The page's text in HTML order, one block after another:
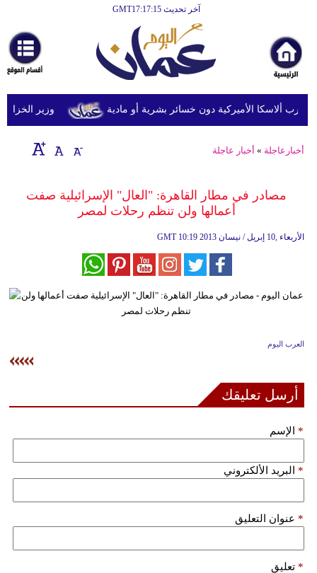
آخر تحديث GMT17:17:15
أخبارعاجلة
رياضة
ثقافة
إقتصاد
وموسيقى
سياحة
ديكور
مرأة
وتكنولوجيا
وزير الخزانة
أخبارعاجلة » أخبار عاجلة
مصادر في مطار القاهرة: "العال" الإسرائيلية صفت
أعمالها ولن تنظم رحلات لمصر
GMT 10:19 2013 الأربعاء ,10 إبريل / نيسان
العرب اليوم
أرسل تعليقك
الإسم *
البريد الألكتروني *
عنوان التعليق *
تعليق *